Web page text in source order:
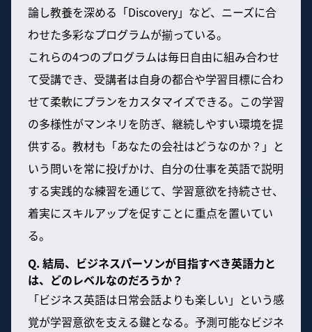
論し教養を深める「Discovery」など、ニーズに合
わせた多彩なプログラムが揃っている。
これらの4つのプログラムは毎日自由に組み合わせ
て受講でき、受講者は自身の都合や学習目標に合わ
せて柔軟にプランをカスタマイズできる。この学習
の多様性がマンネリを防ぎ、継続しやすい環境を提
供する。教材も「あなたの会社はどうなのか？」と
いう問いを常に投げかけ、自分の仕事を英語で説明
する実践的な練習を通じて、学習意欲を持続させ、
着実にスキルアップを促すことに重点を置いてい
る。
Q. 結局、ビジネスパーソンが目指すべき英語力と
は、どのレベルなのだろうか？
「ビジネス英語は日常会話よりも楽しい」という感
覚が学習意欲を支える鍵となる。予測可能なビジネ